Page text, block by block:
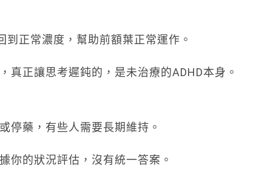
正常濃度，幫助前額葉正常運作。
真正讓思考遲鈍的，是未治療的ADHD本身。
停藥，有些人需要長期維持。
你的狀況評估，沒有統一答案。